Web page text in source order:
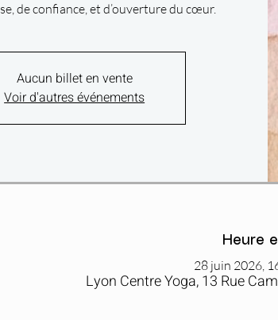
de confiance, et d’ouverture du cœur.
Aucun billet en vente
Voir d'autres événements
Heure
28 juin 2026,
Lyon Centre Yoga, 13 Rue